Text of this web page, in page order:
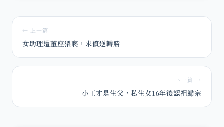
← 上一篇
女助理遭董座猥褻，求償逆轉勝
下一篇 →
小王才是生父，私生女16年後認祖歸宗